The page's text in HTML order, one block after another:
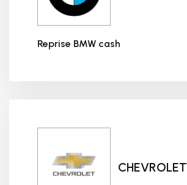
Reprise BMW cash
CHEVROLET